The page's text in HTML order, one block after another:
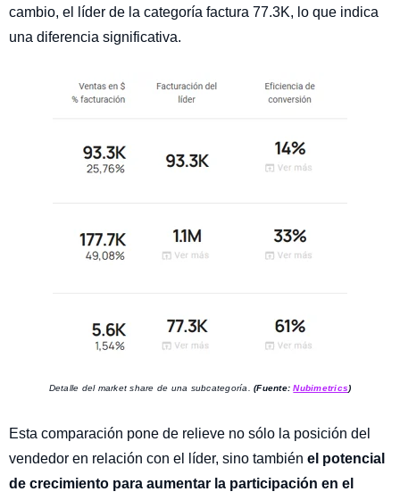
cambio, el líder de la categoría factura 77.3K, lo que indica
una diferencia significativa.
Detalle del market share de una subcategoría.(Fuente:Nubimetrics)
Esta comparación pone de relieve no sólo la posición del
vendedor en relación con el líder, sino también el potencial
de crecimiento para aumentar la participación en el